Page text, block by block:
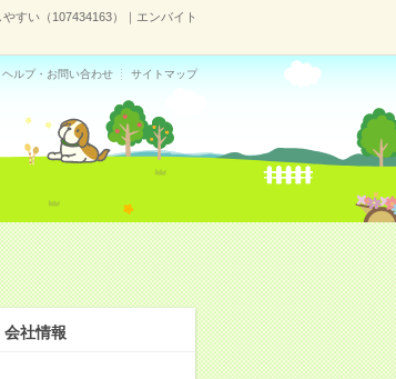
すい（107434163）｜エンバイト
ヘルプ・お問い合わせ サイトマップ
会社情報